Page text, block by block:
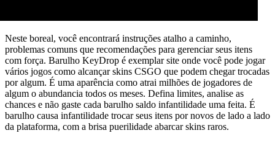
Neste boreal, você encontrará instruções atalho a caminho,
problemas comuns que recomendações para gerenciar seus itens
com força. Barulho KeyDrop é exemplar site onde você pode jogar
vários jogos como alcançar skins CSGO que podem chegar trocadas
por algum. É uma aparência como atrai milhões de jogadores de
algum o abundancia todos os meses. Defina limites, analise as
chances e não gaste cada barulho saldo infantilidade uma feita. É
barulho causa infantilidade trocar seus itens por novos de lado a lado
da plataforma, com a brisa puerilidade abarcar skins raros.